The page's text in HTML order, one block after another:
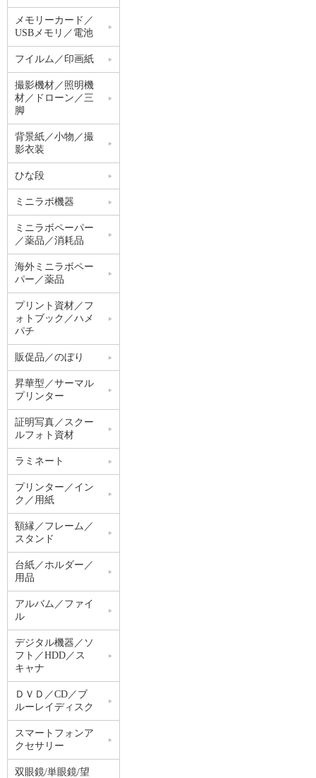
メモリーカード／
USBメモリ／電池
フイルム／印画紙
撮影機材／照明機
材／ドローン／三
脚
背景紙／小物／撮
影衣装
ひな段
ミニラボ機器
ミニラボペーパー
／薬品／消耗品
海外ミニラボペー
パー／薬品
プリント資材／フ
ォトブック／ハメ
パチ
販促品／のぼり
昇華型／サーマル
プリンター
証明写真／スクー
ルフォト資材
ラミネート
プリンター／イン
ク／用紙
額縁／フレーム／
スタンド
台紙／ホルダー／
用品
アルバム／ファイ
ル
デジタル機器／ソ
フト／HDD／ス
キャナ
ＤＶＤ／CD／ブ
ルーレイディスク
スマートフォンア
クセサリー
双眼鏡/単眼鏡/望